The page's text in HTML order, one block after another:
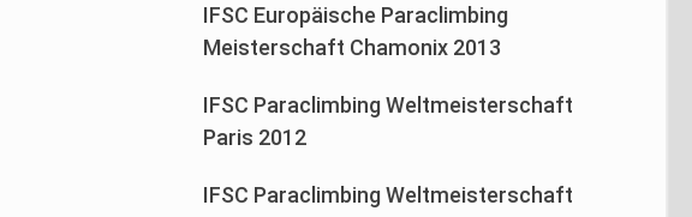
IFSC Europäische Paraclimbing
Meisterschaft Chamonix 2013
IFSC Paraclimbing Weltmeisterschaft
Paris 2012
IFSC Paraclimbing Weltmeisterschaft